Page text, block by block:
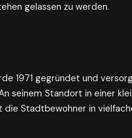
gelassen zu werden.
1971 gegründet und
seinem Standort in einer
Stadtbewohner in